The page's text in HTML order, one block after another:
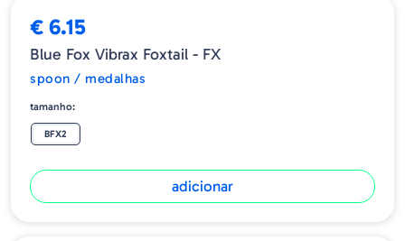
€ 6.15
Blue Fox Vibrax Foxtail - FX
spoon / medalhas
tamanho:
BFX2
adicionar